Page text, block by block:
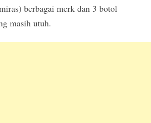
berbagai merk dan 3 botol
masih utuh.